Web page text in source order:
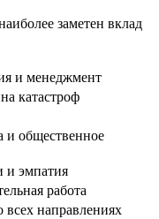
заметен вклад
и менеджмент
катастроф
и общественное
и эмпатия
работа
направлениях